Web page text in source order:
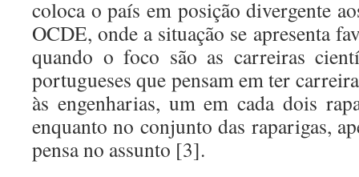
coloca o país em posição divergente
OCDE, onde a situação se apresenta
quando o foco são as carreiras
portugueses que pensam em ter
às engenharias, um em cada dois
enquanto no conjunto das raparigas,
pensa no assunto [3].